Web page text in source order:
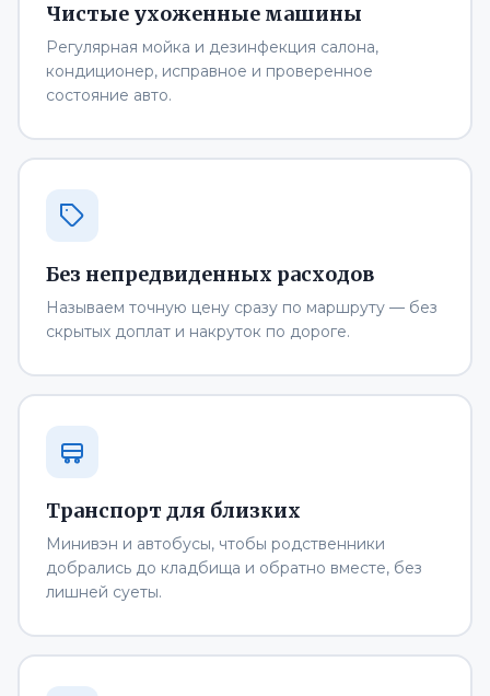
Чистые ухоженные машины
Регулярная мойка и дезинфекция салона,
кондиционер, исправное и проверенное
состояние авто.
Без непредвиденных расходов
Называем точную цену сразу по маршруту — без
скрытых доплат и накруток по дороге.
Транспорт для близких
Минивэн и автобусы, чтобы родственники
добрались до кладбища и обратно вместе, без
лишней суеты.